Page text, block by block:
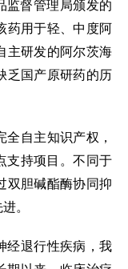
监督管理局颁发的
药用于轻、中度阿
主研发的阿尔茨海
乏国产原研药的历
自主知识产权，
支持项目。不同于
双胆碱酯酶协同抑
。
经退行性疾病，我